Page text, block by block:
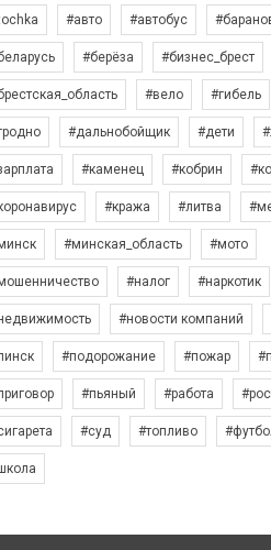
#авто #автобус
#берёза #бизнес_брест
#вело #гибель
#дальнобойщик #дети
#каменец #кобрин
#кража #литва
#минская_область #мото
#налог #наркотик
#новости компаний
#подорожание #пожар
#пьяный #работа
#суд #топливо